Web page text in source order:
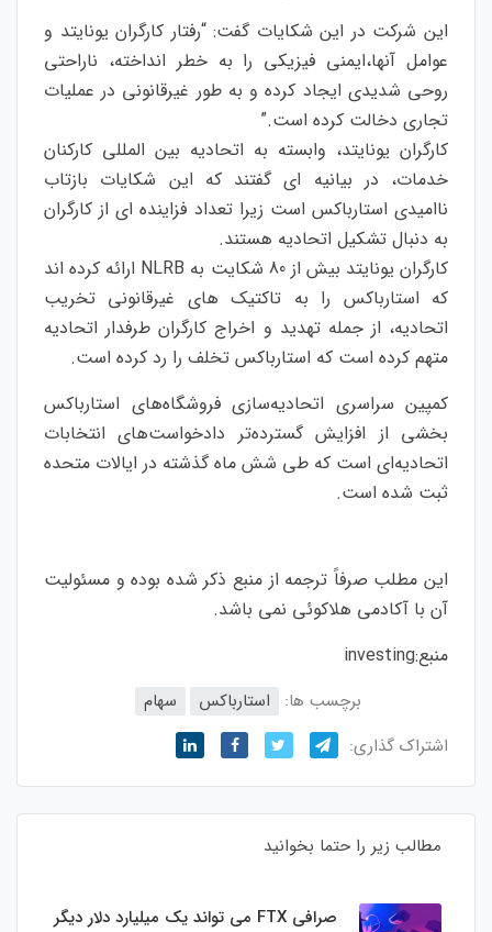
این شرکت در این شکایات گفت: “رفتار کارگران یونایتد و
عوامل آنها،ایمنی فیزیکی را به خطر انداخته، ناراحتی
روحی شدیدی ایجاد کرده و به طور غیرقانونی در عملیات
تجاری دخالت کرده است.”
کارگران یونایتد، وابسته به اتحادیه بین المللی کارکنان
خدمات، در بیانیه ای گفتند که این شکایات بازتاب
ناامیدی استارباکس است زیرا تعداد فزاینده ای از کارگران
به دنبال تشکیل اتحادیه هستند.
کارگران یونایتد بیش از 80 شکایت به NLRB ارائه کرده اند
که استارباکس را به تاکتیک های غیرقانونی تخریب
اتحادیه، از جمله تهدید و اخراج کارگران طرفدار اتحادیه
متهم کرده است که استارباکس تخلف را رد کرده است.
کمپین سراسری اتحادیه‌سازی فروشگاه‌های استارباکس
بخشی از افزایش گسترده‌تر دادخواست‌های انتخابات
اتحادیه‌ای است که طی شش ماه گذشته در ایالات متحده
ثبت شده است.
این مطلب صرفاً ترجمه از منبع ذکر شده بوده و مسئولیت
آن با آکادمی هلاکوئی نمی باشد.
منبع:investing
برچسب ها: استارباکس
سهام
اشتراک گذاری:
مطالب زیر را حتما بخوانید
صرافی FTX می تواند یک میلیارد دلار دیگر